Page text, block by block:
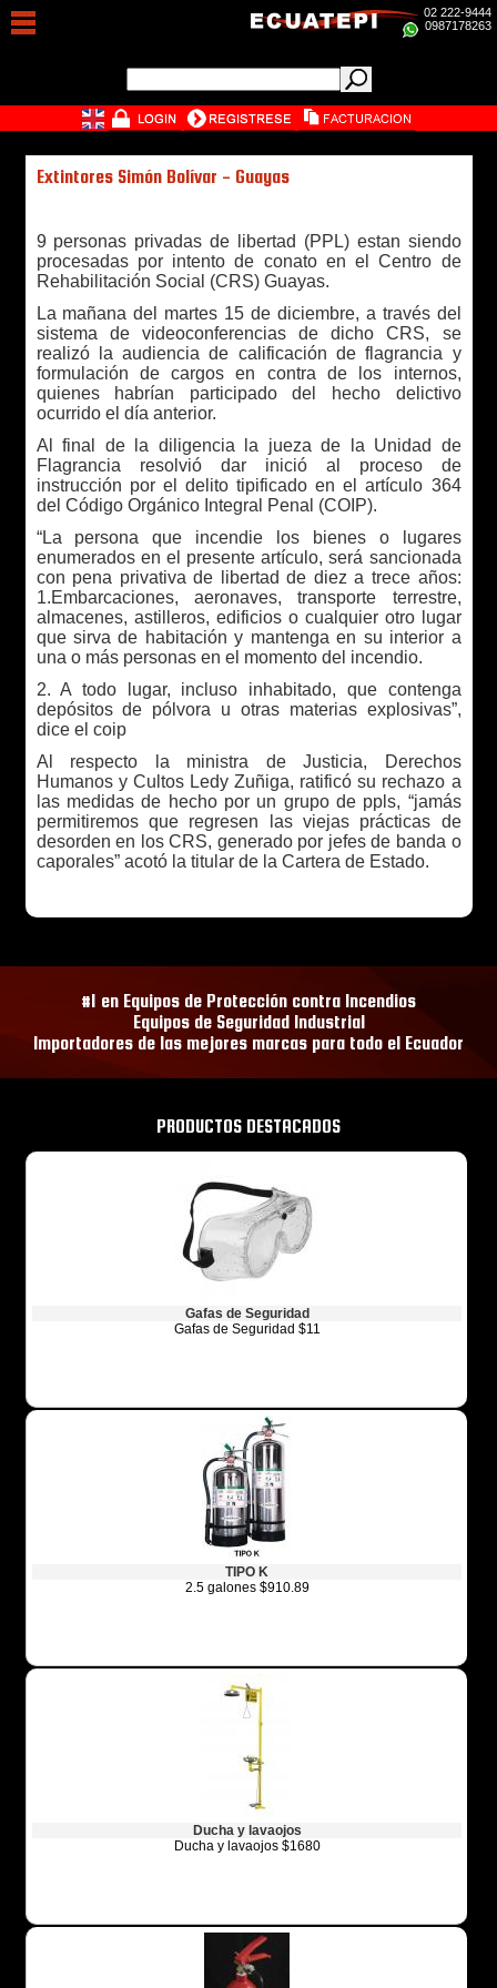
02 222-9444
0987178263
Extintores Simón Bolívar - Guayas
9 personas privadas de libertad (PPL) estan siendo
procesadas por intento de conato en el Centro de
Rehabilitación Social (CRS) Guayas.
La mañana del martes 15 de diciembre, a través del
sistema de videoconferencias de dicho CRS, se
realizó la audiencia de calificación de flagrancia y
formulación de cargos en contra de los internos,
quienes habrían participado del hecho delictivo
ocurrido el día anterior.
Al final de la diligencia la jueza de la Unidad de
Flagrancia resolvió dar inició al proceso de
instrucción por el delito tipificado en el artículo 364
del Código Orgánico Integral Penal (COIP).
“La persona que incendie los bienes o lugares
enumerados en el presente artículo, será sancionada
con pena privativa de libertad de diez a trece años:
1.Embarcaciones, aeronaves, transporte terrestre,
almacenes, astilleros, edificios o cualquier otro lugar
que sirva de habitación y mantenga en su interior a
una o más personas en el momento del incendio.
2. A todo lugar, incluso inhabitado, que contenga
depósitos de pólvora u otras materias explosivas”,
dice el coip
Al respecto la ministra de Justicia, Derechos
Humanos y Cultos Ledy Zuñiga, ratificó su rechazo a
las medidas de hecho por un grupo de ppls, “jamás
permitiremos que regresen las viejas prácticas de
desorden en los CRS, generado por jefes de banda o
caporales” acotó la titular de la Cartera de Estado.
#1 en Equipos de Protección contra Incendios
Equipos de Seguridad Industrial
Importadores de las mejores marcas para todo el Ecuador
PRODUCTOS DESTACADOS
Gafas de Seguridad
Gafas de Seguridad $11
TIPO K
2.5 galones $910.89
Ducha y lavaojos
Ducha y lavaojos $1680